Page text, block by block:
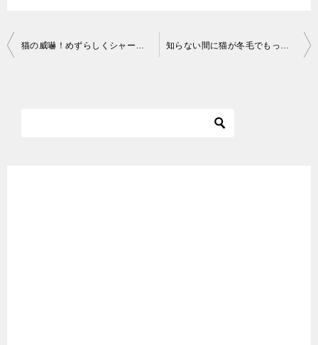
投
猫の威嚇！めずらしくシャー！と怒るさっちゃん 知らない間に猫が冬毛でもっふもふになってました！